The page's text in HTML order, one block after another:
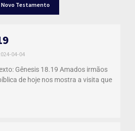
Novo Testamento
04-04
Gênesis 18.19 Amados irmãos
de hoje nos mostra a visita que